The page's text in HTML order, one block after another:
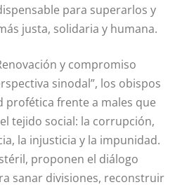
para superarlos y
justa, solidaria y humana.
y compromiso
sinodal”, los obispos
profética frente a males que
tejido social: la corrupción,
la injusticia y la impunidad.
proponen el diálogo
sanar divisiones, reconstruir